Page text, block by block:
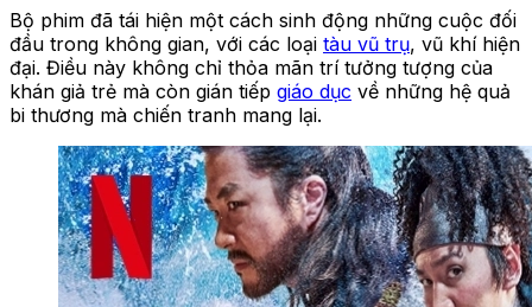
Bộ phim đã tái hiện một cách sinh động những cuộc đối
đầu trong không gian, với các loại tàu vũ trụ, vũ khí hiện
đại. Điều này không chỉ thỏa mãn trí tưởng tượng của
khán giả trẻ mà còn gián tiếp giáo dục về những hệ quả
bi thương mà chiến tranh mang lại.